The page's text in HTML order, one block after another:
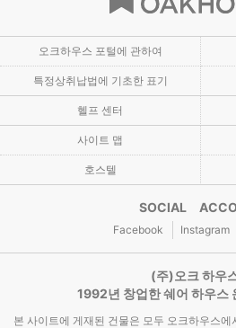
오크하우스 포털에 관하여
특정상취납법에 기초한 표기
헬프 센터
사이트 맵
호스텔
SOCIAL
Facebook Instagram
(주)오크 하우
1992년 창업한 쉐어 하우스
본 사이트에 게재된 건물은 모두 오크하우스